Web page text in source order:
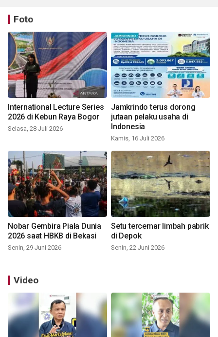
Foto
International Lecture Series
2026 di Kebun Raya Bogor
Selasa, 28 Juli 2026
Jamkrindo terus dorong
jutaan pelaku usaha di
Indonesia
Kamis, 16 Juli 2026
Nobar Gembira Piala Dunia
2026 saat HBKB di Bekasi
Senin, 29 Juni 2026
Setu tercemar limbah pabrik
di Depok
Senin, 22 Juni 2026
Video